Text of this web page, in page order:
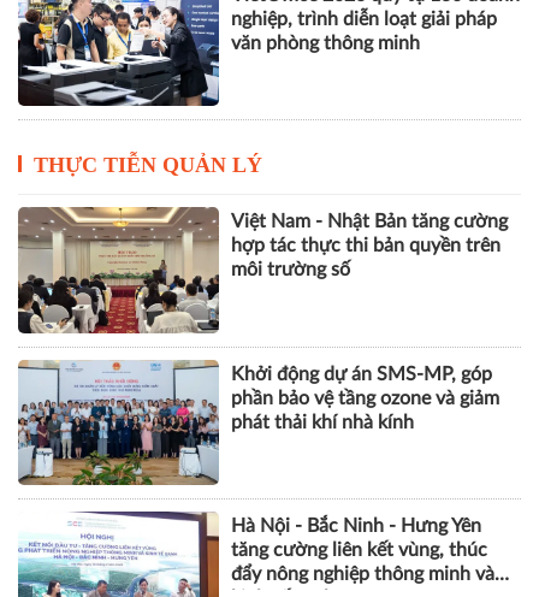
nghiệp, trình diễn loạt giải pháp
văn phòng thông minh
THỰC TIỄN QUẢN LÝ
Việt Nam - Nhật Bản tăng cường
hợp tác thực thi bản quyền trên
môi trường số
Khởi động dự án SMS-MP, góp
phần bảo vệ tầng ozone và giảm
phát thải khí nhà kính
Hà Nội - Bắc Ninh - Hưng Yên
tăng cường liên kết vùng, thúc
đẩy nông nghiệp thông minh và
kinh tế xanh